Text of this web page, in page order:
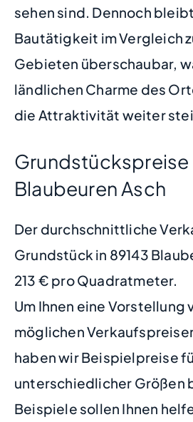
sehen sind. Dennoch
Bautätigkeit im Vergleich
Gebieten überschaubar,
ländlichen Charme des
die Attraktivität weiter
Grundstückspreise
Blaubeuren Asch
Der durchschnittliche
Grundstück in 89143
213 € pro Quadratmeter.
Um Ihnen eine Vorstellung
möglichen
haben wir Beispielpreise
unterschiedlicher Größen
Beispiele sollen Ihnen